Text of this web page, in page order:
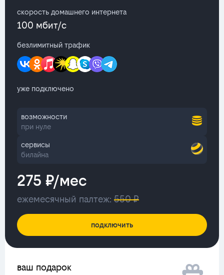
скорость домашнего интернета
100 мбит/с
безлимитный трафик
уже подключено
возможности
при нуле
сервисы
билайна
275 ₽/мес
ежемесячный палтеж: 550 ₽
подключить
ваш подарок